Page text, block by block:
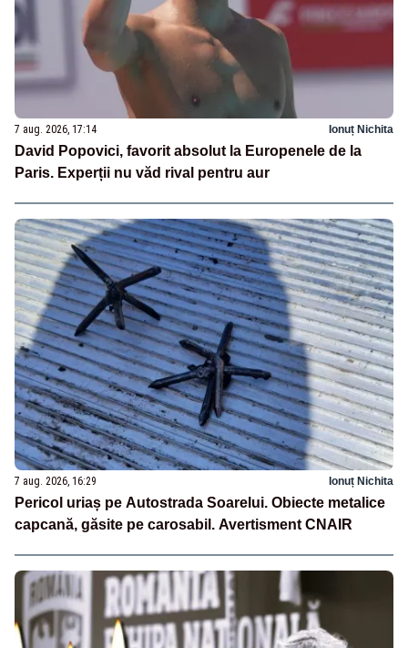
7 aug. 2026, 17:14 Ionuț Nichita
David Popovici, favorit absolut la Europenele de la
Paris. Experții nu văd rival pentru aur
7 aug. 2026, 16:29 Ionuț Nichita
Pericol uriaș pe Autostrada Soarelui. Obiecte metalice
capcană, găsite pe carosabil. Avertisment CNAIR